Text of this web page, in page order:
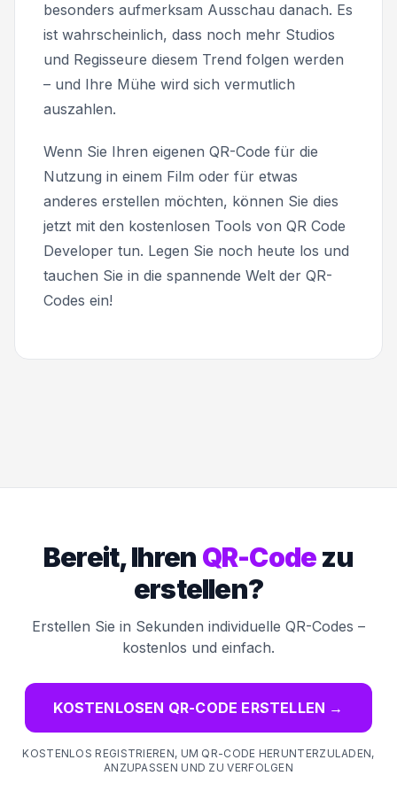
besonders aufmerksam Ausschau danach. Es
ist wahrscheinlich, dass noch mehr Studios
und Regisseure diesem Trend folgen werden
– und Ihre Mühe wird sich vermutlich
auszahlen.
Wenn Sie Ihren eigenen QR-Code für die
Nutzung in einem Film oder für etwas
anderes erstellen möchten, können Sie dies
jetzt mit den kostenlosen Tools von QR Code
Developer tun. Legen Sie noch heute los und
tauchen Sie in die spannende Welt der QR-
Codes ein!
Bereit, Ihren QR-Codezu
erstellen?
Erstellen Sie in Sekunden individuelle QR-Codes –
kostenlos und einfach.
KOSTENLOSEN QR-CODE ERSTELLEN →
KOSTENLOS REGISTRIEREN, UM QR-CODE HERUNTERZULADEN,
ANZUPASSEN UND ZU VERFOLGEN